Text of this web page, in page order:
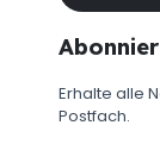
Erhalte alle
Postfach.